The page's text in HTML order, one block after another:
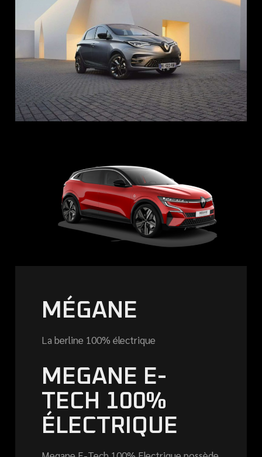
MÉGANE
La berline 100% électrique
MEGANE E-
TECH 100%
ÉLECTRIQUE